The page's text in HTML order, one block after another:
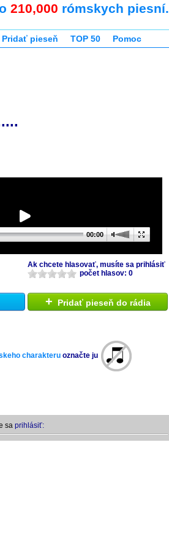
210,000 rómskych piesní.
Pridať pieseň TOP 50 Pomoc
00:00
Ak chcete hlasovať, musíte sa prihlásiť
počet hlasov: 0
+ Pridať pieseň do rádia
charakteru označte ju
sa prihlásiť: